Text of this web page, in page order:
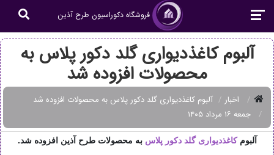
فروشگاه دکوراسیون طرح آذین
آلبوم کاغذدیواری گلد دکور پلاس به
محصولات افزوده شد
اخبار
آلبوم کاغذدیواری گلد دکور پلاس به محصولات افزوده شد
جمعه ۱۶ مرداد ۱۴۰۵
آلبومکاغذدیواری گلد دکور پلاس به محصولات طرح آذین افزوده شد.